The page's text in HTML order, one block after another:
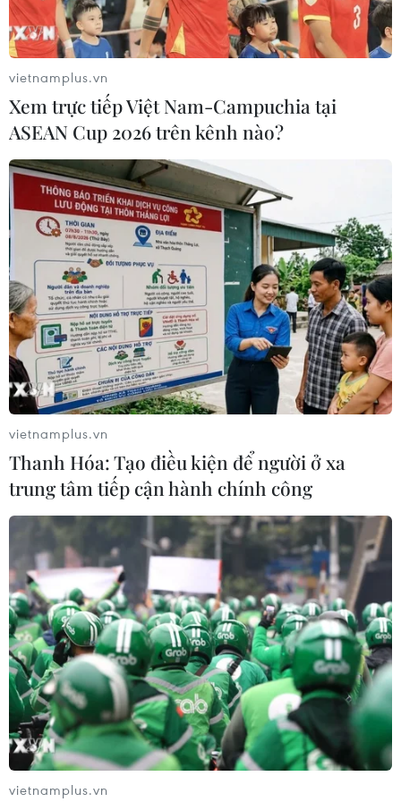
Hà Nội tạm dừng tổ chức nhiều lễ hội
Xuân do ảnh hưởng dịch
18/01/2022 07:54
Năm nay là năm thứ hai liên tiếp mùa lễ hội tại Hà Nội
bị gián đoạn do dịch, tuy nhiên các địa phương vẫn tổ
chức nghi lễ dâng hương quy mô nhỏ để tri ân các bậc
Các nghi lễ tâm linh tại hội Xuân
chùa Tam Chúc ở Hà Nam
vietnamplus.vn
Xem trực tiếp Việt Nam-Campuchia tại
ASEAN Cup 2026 trên kênh nào?
vietnamplus.vn
Thanh Hóa: Tạo điều kiện để người ở xa
trung tâm tiếp cận hành chính công
vietnamplus.vn